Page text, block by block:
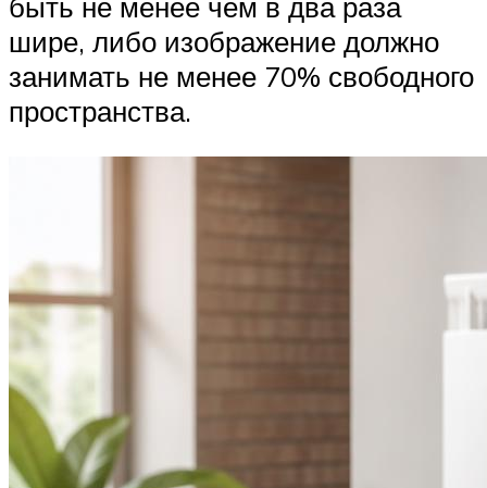
шире, либо изображение должно
занимать не менее 70% свободного
пространства.